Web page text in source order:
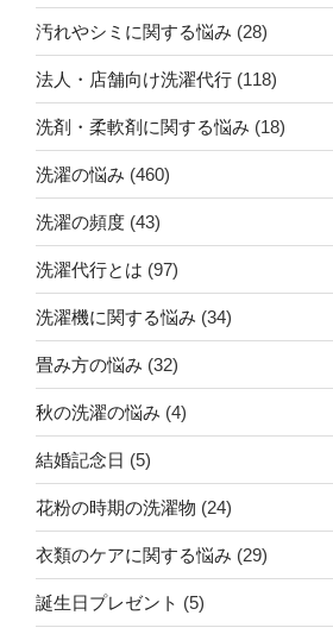
汚れやシミに関する悩み (28)
法人・店舗向け洗濯代行 (118)
洗剤・柔軟剤に関する悩み (18)
洗濯の悩み (460)
洗濯の頻度 (43)
洗濯代行とは (97)
洗濯機に関する悩み (34)
畳み方の悩み (32)
秋の洗濯の悩み (4)
結婚記念日 (5)
花粉の時期の洗濯物 (24)
衣類のケアに関する悩み (29)
誕生日プレゼント (5)